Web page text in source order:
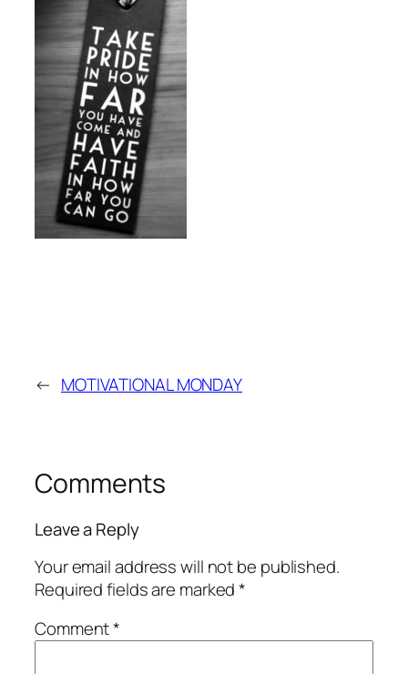
← MOTIVATIONAL MONDAY
Comments
Leave a Reply
Your email address will not be published.
Required fields are marked*
Comment*